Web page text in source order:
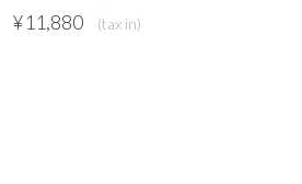
¥11,880